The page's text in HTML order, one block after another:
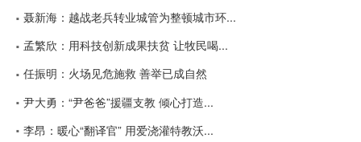
聂新海：越战老兵转业城管为整顿城市环...
孟繁欣：用科技创新成果扶贫 让牧民喝...
任振明：火场见危施救 善举已成自然
尹大勇：“尹爸爸”援疆支教 倾心打造...
李昂：暖心“翻译官” 用爱浇灌特教沃...